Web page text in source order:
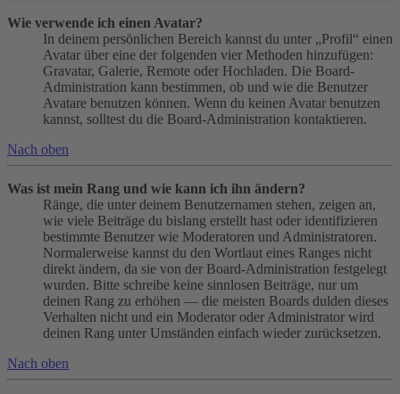
Wie verwende ich einen Avatar?
In deinem persönlichen Bereich kannst du unter „Profil“ einen
Avatar über eine der folgenden vier Methoden hinzufügen:
Gravatar, Galerie, Remote oder Hochladen. Die Board-
Administration kann bestimmen, ob und wie die Benutzer
Avatare benutzen können. Wenn du keinen Avatar benutzen
kannst, solltest du die Board-Administration kontaktieren.
Nach oben
Was ist mein Rang und wie kann ich ihn ändern?
Ränge, die unter deinem Benutzernamen stehen, zeigen an,
wie viele Beiträge du bislang erstellt hast oder identifizieren
bestimmte Benutzer wie Moderatoren und Administratoren.
Normalerweise kannst du den Wortlaut eines Ranges nicht
direkt ändern, da sie von der Board-Administration festgelegt
wurden. Bitte schreibe keine sinnlosen Beiträge, nur um
deinen Rang zu erhöhen — die meisten Boards dulden dieses
Verhalten nicht und ein Moderator oder Administrator wird
deinen Rang unter Umständen einfach wieder zurücksetzen.
Nach oben